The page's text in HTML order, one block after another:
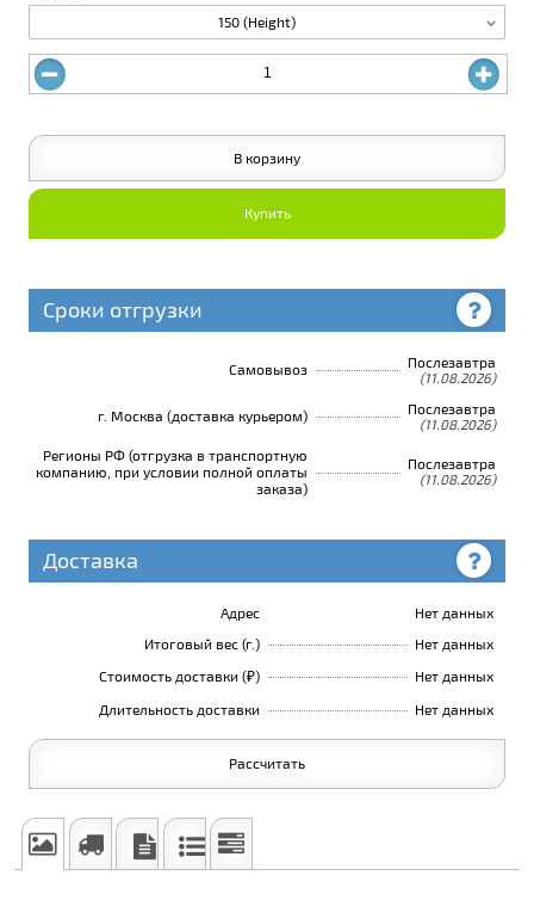
150 (Height)
В корзину
Купить
Сроки отгрузки
Самовывоз Послезавтра
(11.08.2026)
г. Москва (доставка курьером) Послезавтра
(11.08.2026)
Регионы РФ (отгрузка в транспортную
компанию, при условии полной оплаты
заказа)
Послезавтра
(11.08.2026)
Доставка
Адрес
Нет данных
Итоговый вес (г.)
Нет данных
Стоимость доставки (₽)
Нет данных
Длительность доставки
Нет данных
Рассчитать